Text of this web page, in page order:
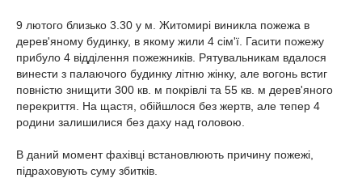
9 лютого близько 3.30 у м. Житомирі виникла пожежа в
дерев'яному будинку, в якому жили 4 сім'ї. Гасити пожежу
прибуло 4 відділення пожежників. Рятувальникам вдалося
винести з палаючого будинку літню жінку, але вогонь встиг
повністю знищити 300 кв. м покрівлі та 55 кв. м дерев'яного
перекриття. На щастя, обійшлося без жертв, але тепер 4
родини залишилися без даху над головою.
В даний момент фахівці встановлюють причину пожежі,
підраховують суму збитків.